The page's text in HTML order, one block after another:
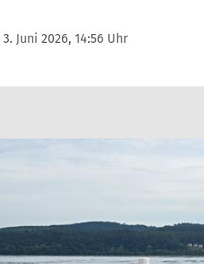
3. Juni 2026, 14:56 Uhr